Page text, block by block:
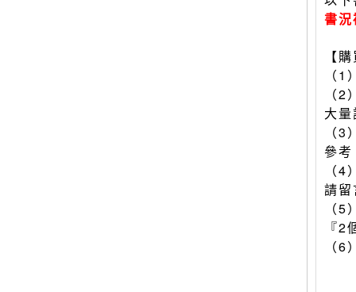
書
【
（
（
大
（
參
（
請
（
『
（